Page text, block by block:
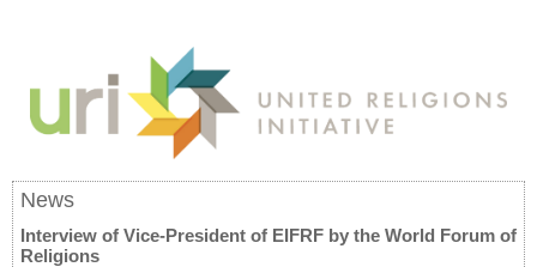
News
Interview of Vice-President of EIFRF by the World Forum of
Religions